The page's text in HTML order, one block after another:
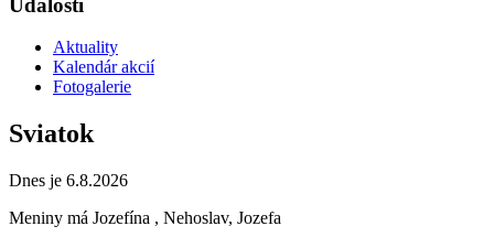
Aktuality
Kalendár akcií
Fotogalerie
Sviatok
Dnes je 6.8.2026
Meniny má Jozefína , Nehoslav, Jozefa